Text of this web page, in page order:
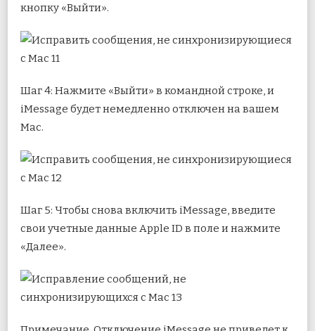
кнопку «Выйти».
Шаг 4: Нажмите «Выйти» в командной строке, и
iMessage будет немедленно отключен на вашем
Mac.
Шаг 5: Чтобы снова включить iMessage, введите
свои учетные данные Apple ID в поле и нажмите
«Далее».